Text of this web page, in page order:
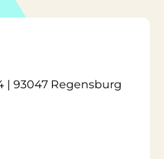
| 93047 Regensburg